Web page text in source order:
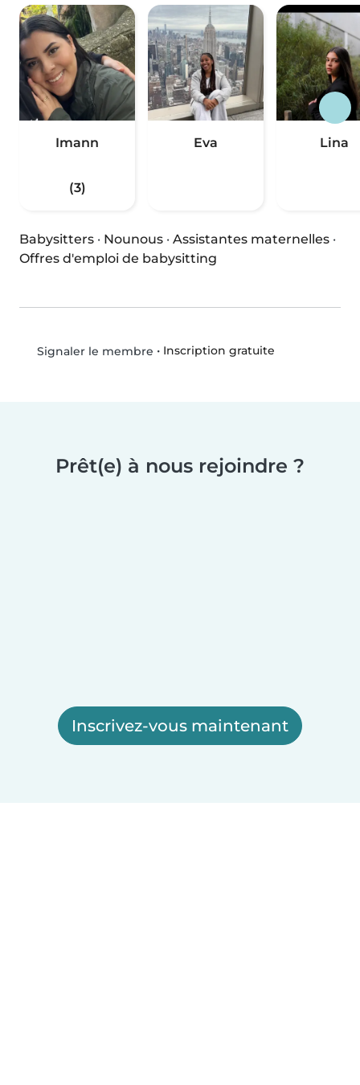
Imann
(3)
Eva Lina
Babysitters · Nounous · Assistantes maternelles ·
Offres d'emploi de babysitting
Signaler le membre • Inscription gratuite
Prêt(e) à nous rejoindre ?
Inscrivez-vous maintenant